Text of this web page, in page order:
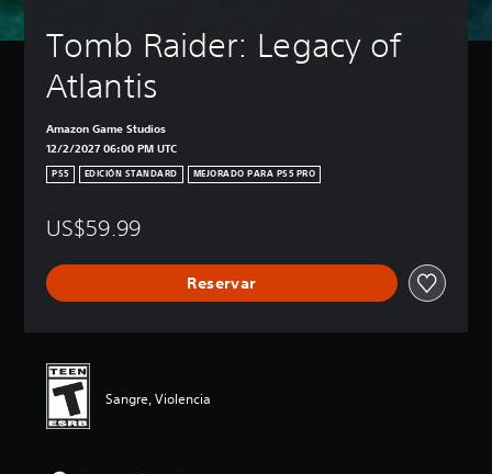
Tomb Raider: Legacy of
Atlantis
Amazon Game Studios
12/2/2027 06:00 PM UTC
PS5 EDICIÓN STANDARD MEJORADO PARA PS5 PRO
US$59.99
Reservar
Sangre, Violencia